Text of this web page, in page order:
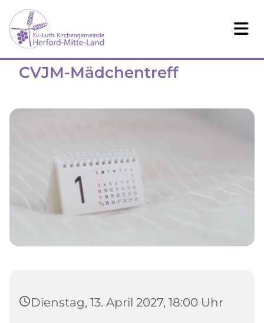
CVJM-Mädchentreff
Dienstag, 13. April 2027, 18:00 Uhr